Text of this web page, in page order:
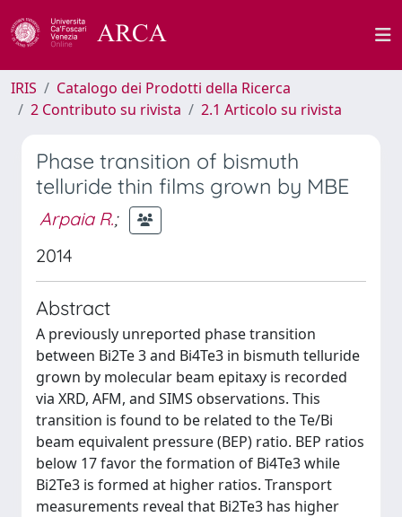
IRIS
Catalogo dei Prodotti della Ricerca
2 Contributo su rivista
2.1 Articolo su rivista
Phase transition of bismuth
telluride thin films grown by MBE
Arpaia R.;
2014
Abstract
A previously unreported phase transition
between Bi2Te 3 and Bi4Te3 in bismuth telluride
grown by molecular beam epitaxy is recorded
via XRD, AFM, and SIMS observations. This
transition is found to be related to the Te/Bi
beam equivalent pressure (BEP) ratio. BEP ratios
below 17 favor the formation of Bi4Te3 while
Bi2Te3 is formed at higher ratios. Transport
measurements reveal that Bi2Te3 has higher